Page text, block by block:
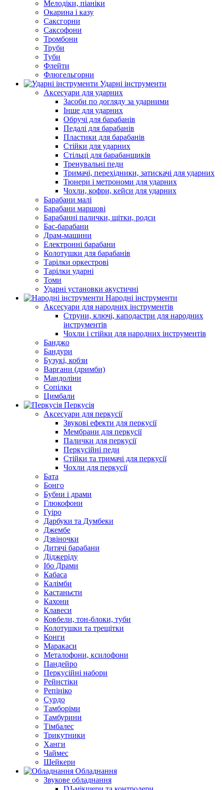
Мелодіки, піаніки
Окарина і казу
Саксгорни
Саксофони
Тромбони
Труби
Туби
Флейти
Флюгельгорни
Ударні інструменти
Аксесуари для ударних
Засоби по догляду за ударними
Інше для ударних
Обручі для барабанів
Педалі для барабанів
Пластики для барабанів
Стійки для ударних
Стільці для барабанщиків
Тренувальні педи
Тримачі, перехідники, затискачі для ударних
Тюнери і метрономи для ударних
Чохли, кофри, кейси для ударних
Барабани малі
Барабани маршові
Барабанні палички, щітки, родси
Бас-барабани
Драм-машини
Електронні барабани
Колотушки для барабанів
Тарілки оркестрові
Тарілки ударні
Томи
Ударні установки акустичні
Народні інструменти
Аксесуари для народних інструментів
Струни, ключі, каподастри для народних
інструментів
Чохли і стійки для народних інструментів
Банджо
Бандури
Бузукі, кобзи
Варгани (дримби)
Мандоліни
Сопілки
Цимбали
Перкусія
Аксесуари для перкусії
Звукові ефекти для перкусії
Мембрани для перкусії
Палички для перкусії
Перкусійні педи
Стійки та тримачі для перкусії
Чохли для перкусії
Бата
Бонго
Бубни і драми
Глюкофони
Гуіро
Дарбуки та Думбеки
Джембе
Дзвіночки
Дитячі барабани
Діджеріду
Ібо Драми
Кабаса
Калімби
Кастаньєти
Кахони
Клавеси
Ковбели, тон-блоки, туби
Колотушки та трещітки
Конги
Маракаси
Металофони, ксилофони
Пандейро
Перкусійні набори
Рейнстіки
Репініко
Сурдо
Тамборіми
Тамбурини
Тімбалес
Трикутники
Ханги
Чаймес
Шейкери
Обладнання
Звукове обладнання